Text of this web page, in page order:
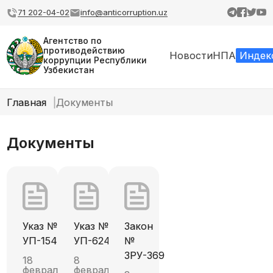
71 202-04-02 info@anticorruption.uz
Агентство по
противодействию
коррупции Республики
Узбекистан
НовостиНПА
Главная Документы
Документы
Указ №
УП-154
18
февраля,
Указ №
УП-6247
8
февраля,
Закон
№
ЗРУ-369